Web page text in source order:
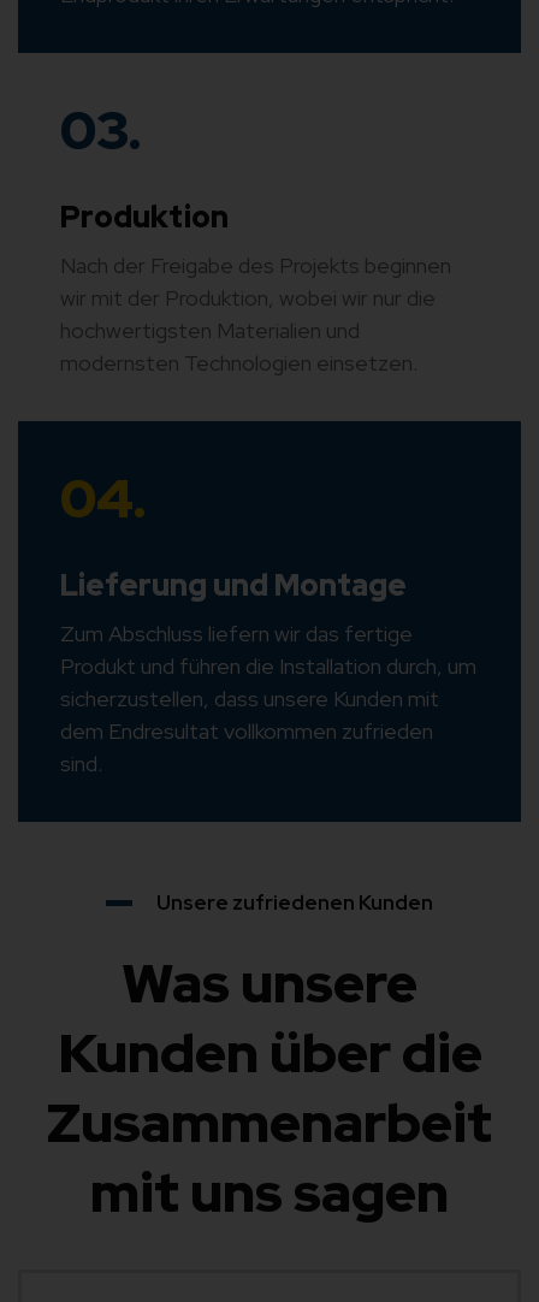
03.
Produktion
Nach der Freigabe des Projekts beginnen
wir mit der Produktion, wobei wir nur die
hochwertigsten Materialien und
modernsten Technologien einsetzen.
04.
Lieferung und Montage
Zum Abschluss liefern wir das fertige
Produkt und führen die Installation durch, um
sicherzustellen, dass unsere Kunden mit
dem Endresultat vollkommen zufrieden
sind.
Unsere zufriedenen Kunden
Was unsere
Kunden über die
Zusammenarbeit
mit uns sagen